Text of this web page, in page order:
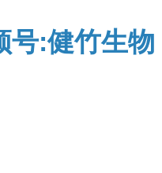
号:健竹生物